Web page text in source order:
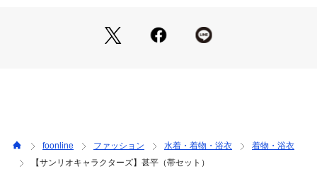
foonline ファッション 水着・着物・浴衣
着物・浴衣
【サンリオキャラクターズ】甚平（帯セット）